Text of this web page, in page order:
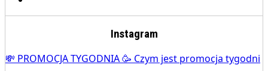
Instagram
💸 PROMOCJA TYGODNIA 🥳 Czym jest promocja tygodni